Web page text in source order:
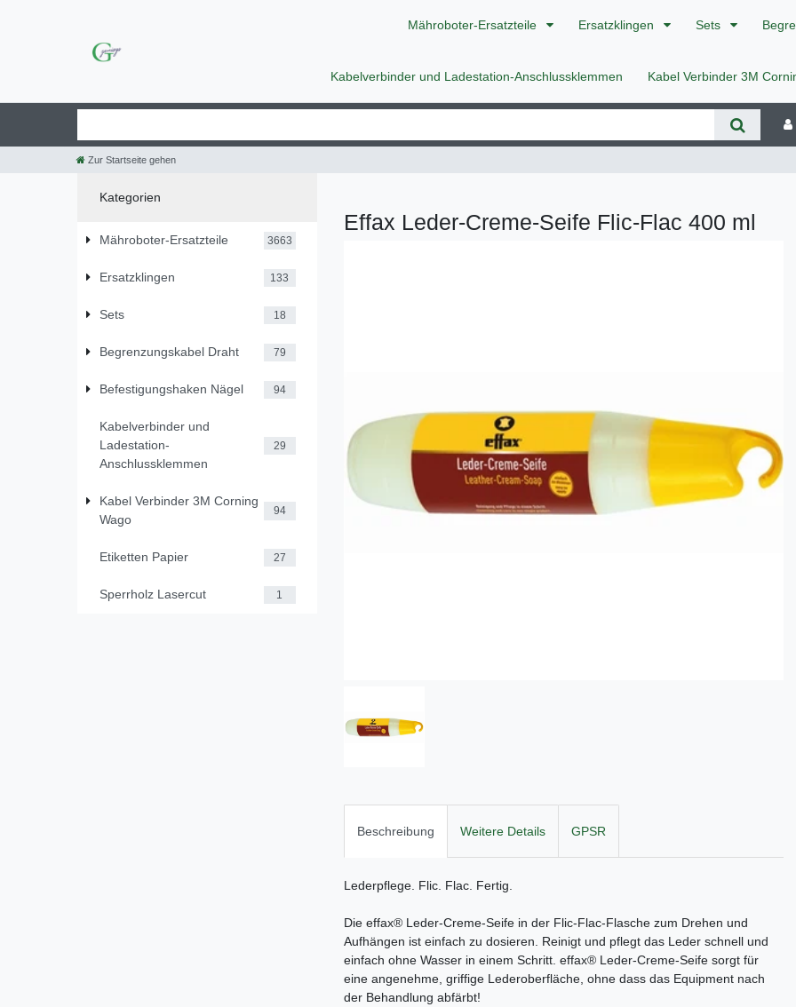
Mähroboter-Ersatzteile Ersatzklingen Sets
Kabelverbinder und Ladestation-Anschlussklemmen Kabel Verbinder 3M
Zur Startseite gehen
Kategorien
Mähroboter-Ersatzteile 3663
Ersatzklingen 133
Sets 18
Begrenzungskabel Draht 79
Befestigungshaken Nägel 94
Kabelverbinder und
Ladestation-
Anschlussklemmen
29
Kabel Verbinder 3M Corning
Wago
94
Etiketten Papier 27
Sperrholz Lasercut 1
Effax Leder-Creme-Seife Flic-Flac 400 ml
Beschreibung Weitere Details GPSR
Lederpflege. Flic. Flac. Fertig.
Die effax® Leder-Creme-Seife in der Flic-Flac-Flasche zum Drehen und
Aufhängen ist einfach zu dosieren. Reinigt und pflegt das Leder schnell und
einfach ohne Wasser in einem Schritt. effax® Leder-Creme-Seife sorgt für
eine angenehme, griffige Lederoberfläche, ohne dass das Equipment nach
der Behandlung abfärbt!